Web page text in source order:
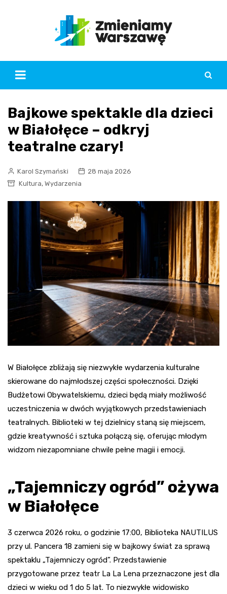
Bajkowe spektakle dla dzieci
w Białołęce – odkryj
teatralne czary!
Karol Szymański
28 maja 2026
Kultura, Wydarzenia
W Białołęce zbliżają się niezwykłe wydarzenia kulturalne
skierowane do najmłodszej części społeczności. Dzięki
Budżetowi Obywatelskiemu, dzieci będą miały możliwość
uczestniczenia w dwóch wyjątkowych przedstawieniach
teatralnych. Biblioteki w tej dzielnicy staną się miejscem,
gdzie kreatywność i sztuka połączą się, oferując młodym
widzom niezapomniane chwile pełne magii i emocji.
„Tajemniczy ogród” ożywa
w Białołęce
3 czerwca 2026 roku, o godzinie 17:00, Biblioteka NAUTILUS
przy ul. Pancera 18 zamieni się w bajkowy świat za sprawą
spektaklu „Tajemniczy ogród”. Przedstawienie
przygotowane przez teatr La La Lena przeznaczone jest dla
dzieci w wieku od 1 do 5 lat. To niezwykłe widowisko